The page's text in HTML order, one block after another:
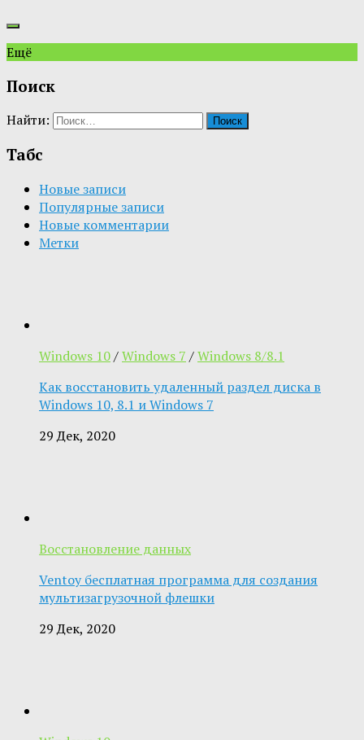
Ещё
Поиск
Найти:
Табс
Новые записи
Популярные записи
Новые комментарии
Метки
Windows 10/Windows 7 /Windows 8/8.1
Как восстановить удаленный раздел диска в
Windows 10, 8.1 и Windows 7
29 Дек, 2020
Восстановление данных
Ventoy бесплатная программа для создания
мультизагрузочной флешки
29 Дек, 2020